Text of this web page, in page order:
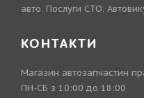
авто. Послуги СТО.
КОНТАКТИ
Магазин автозапчастин
ПН-СБ з 10:00 до 18:00